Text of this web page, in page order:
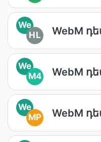
We
HL
WebM
We
M4
WebM
We
MP
WebM